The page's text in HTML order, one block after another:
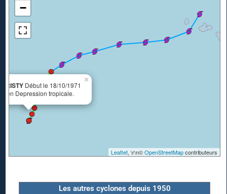
Début le 18/10/1971
en Depression tropicale.
×
−
Leaflet, \r\n©OpenStreetMapcontributeurs
Les autres cyclones depuis 1950